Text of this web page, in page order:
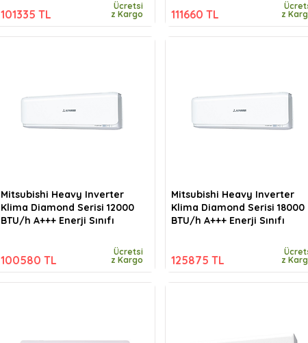
101335 TL
Ücretsi
z Kargo
Mitsubishi Heavy Inverter
Klima Diamond Serisi 12000
BTU/h A+++ Enerji Sınıfı
100580 TL
Ücretsi
z Kargo
111660 TL
z
Mitsubishi Heavy Inverter
Klima Diamond Serisi 18000
BTU/h A+++ Enerji Sınıfı
125875 TL
z